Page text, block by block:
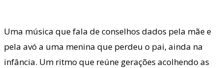
Uma música que fala de conselhos dados pela mãe e
pela avó a uma menina que perdeu o pai, ainda na
infância. Um ritmo que reúne gerações acolhendo as